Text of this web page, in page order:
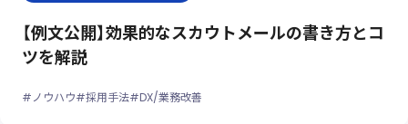
【例文公開】効果的なスカウトメールの書き方とコ
ツを解説
#ノウハウ#採用手法#DX/業務改善